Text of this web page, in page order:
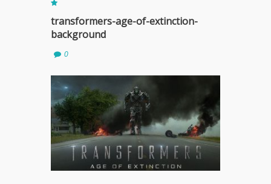
transformers-age-of-extinction-
background
0